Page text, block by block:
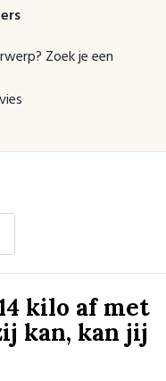
Zoek je een
kilo af met
kan, kan jij